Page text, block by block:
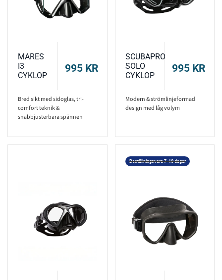
MARES
I3
CYKLOP
995 KR
Bred sikt med sidoglas, tri-
comfort teknik &
snabbjusterbara spännen
SCUBAPRO
SOLO
CYKLOP
995 KR
Modern & strömlinjeformad
design med låg volym
Beställningsvara 7-10 dagar